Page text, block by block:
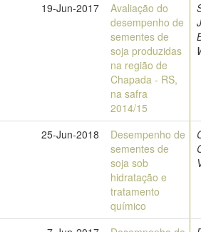
19-Jun-2017
Avaliação do
desempenho de
sementes de
soja produzidas
na região de
Chapada - RS,
na safra
2014/15
25-Jun-2018
Desempenho de
sementes de
soja sob
hidratação e
tratamento
químico